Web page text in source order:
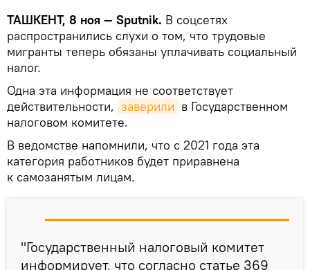
ТАШКЕНТ, 8 ноя — Sputnik. В соцсетях
распространились слухи о том, что трудовые
мигранты теперь обязаны уплачивать социальный
налог.
Одна эта информация не соответствует
действительности, заверили в Государственном
налоговом комитете.
В ведомстве напомнили, что с 2021 года эта
категория работников будет приравнена
к самозанятым лицам.
"Государственный налоговый комитет
информирует, что согласно статье 369